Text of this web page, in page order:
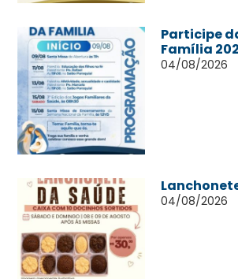
Participe
Família
04/08/2026
04/08/2026